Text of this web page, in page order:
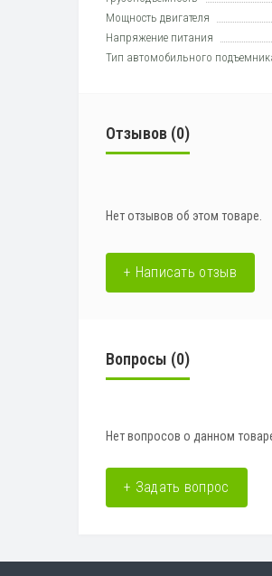
Мощность двигателя
Напряжение питания
Тип автомобильного
Отзывов (0)
Нет отзывов об этом товаре.
+ Написать отзыв
Вопросы (0)
Нет вопросов о данном
+ Задать вопрос